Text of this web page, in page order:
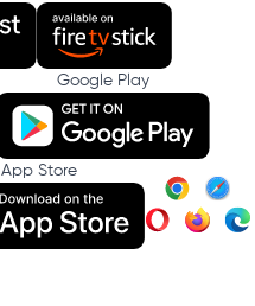
Google Play
App Store